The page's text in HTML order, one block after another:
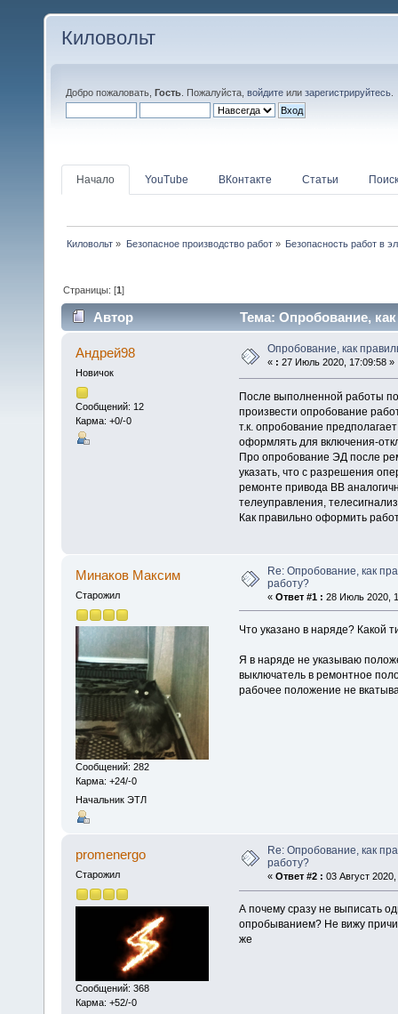
Киловольт
Добро пожаловать, Гость . Пожалуйста, войдите или зарегистрируйтесь
Начало YouTube ВКонтакте Статьи Поиск
Киловольт » Безопасное производство работ» Безопасность работ в
Страницы: [1]
Автор Тема: Опробование,
Андрей98
Новичок
Сообщений: 12
Карма: +0/-0
Опробование, как
« : 27 Июль 2020, 17:09:58 »
После выполненной работы
произвести опробование
т.к. опробование
оформлять для включения-
Про опробование ЭД после
указать, что с разрешения
ремонте привода ВВ
телеуправления,
Как правильно оформить
Минаков Максим
Старожил
Сообщений: 282
Карма: +24/-0
Начальник ЭТЛ
Re: Опробование, как
работу?
« Ответ #1 : 28 Июль 2020,
Что указано в наряде? Какой
Я в наряде не указываю
выключатель в ремонтное
рабочее положение не
promenergo
Старожил
Сообщений: 368
Карма: +52/-0
Re: Опробование, как
работу?
« Ответ #2 : 03 Август
А почему сразу не выписать
опробыванием? Не вижу
же